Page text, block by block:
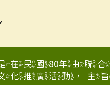
在民國80年由聯
化推廣活動，主